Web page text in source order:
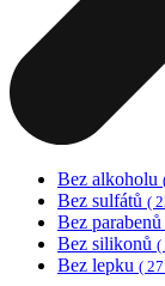
Bez alkoholu
Bez sulfátů (
Bez parabenů
Bez silikonů (
Bez lepku (